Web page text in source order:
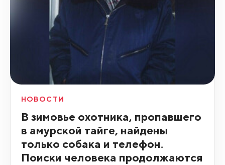
НОВОСТИ
В зимовье охотника, пропавшего
в амурской тайге, найдены
только собака и телефон.
Поиски человека продолжаются